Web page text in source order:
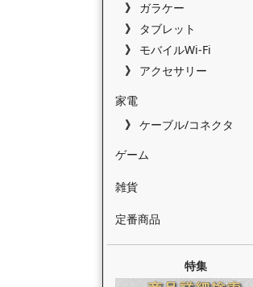
ガラケー
タブレット
モバイルWi-Fi
アクセサリー
家電
ケーブル/コネクタ
ゲーム
雑貨
定番商品
特集